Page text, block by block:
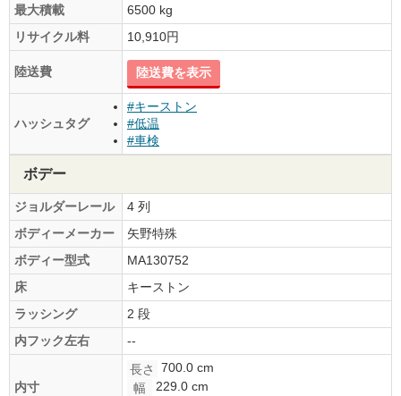
最大積載
6500 kg
リサイクル料
10,910円
陸送費 陸送費を表示
ハッシュタグ
#キーストン
#低温
#車検
ボデー
ジョルダーレール
4 列
ボディーメーカー
矢野特殊
ボディー型式
MA130752
床
キーストン
ラッシング
2 段
内フック左右
--
内寸
長さ
700.0 cm
幅
229.0 cm